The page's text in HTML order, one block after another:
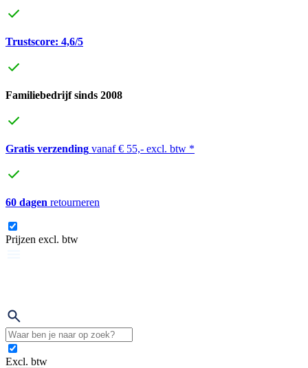
Trustscore: 4,6/5
Familiebedrijf sinds 2008
Gratis verzending vanaf € 55,- excl. btw *
60 dagen retourneren
Prijzen excl. btw
Excl. btw